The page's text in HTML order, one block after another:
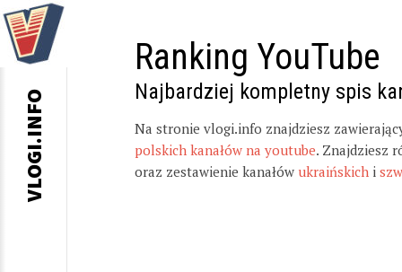
Ranking YouTube
Najbardziej kompletny spis
Na stronie vlogi.info znajdziesz
polskich kanałów na youtube. Znajdziesz
oraz zestawienie kanałów ukraińskich i
VLOGI.INFO